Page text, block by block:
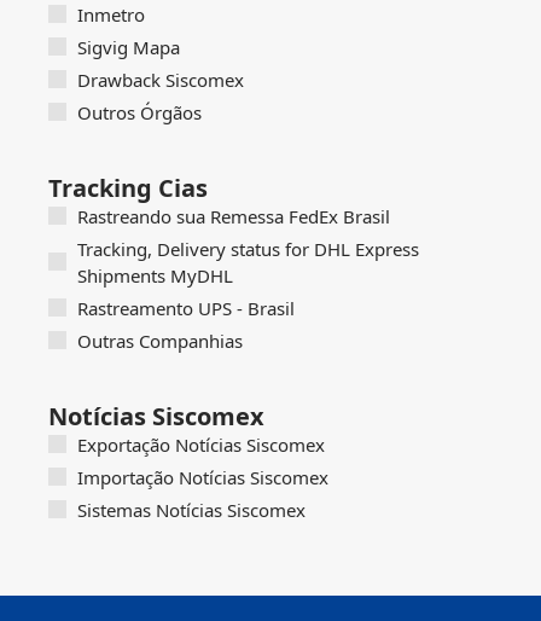
Inmetro
Sigvig Mapa
Drawback Siscomex
Outros Órgãos
Tracking Cias
Rastreando sua Remessa FedEx Brasil
Tracking, Delivery status for DHL Express
Shipments MyDHL
Rastreamento UPS - Brasil
Outras Companhias
Notícias Siscomex
Exportação Notícias Siscomex
Importação Notícias Siscomex
Sistemas Notícias Siscomex